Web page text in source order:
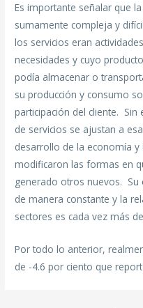
Es importante señalar que
sumamente compleja y
los servicios eran
necesidades y cuyo
podía almacenar o
su producción y consumo
participación del cliente.
de servicios se ajustan a
desarrollo de la economía
modificaron las formas en
generado otros nuevos. Su
de manera constante y la
sectores es cada vez más
Por todo lo anterior,
de -4.6 por ciento que